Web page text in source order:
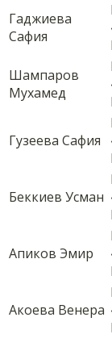
Гаджиева
Сафия
Шампаров
Мухамед
Гузеева Сафия
Беккиев Усман
Апиков Эмир
Акоева Венера